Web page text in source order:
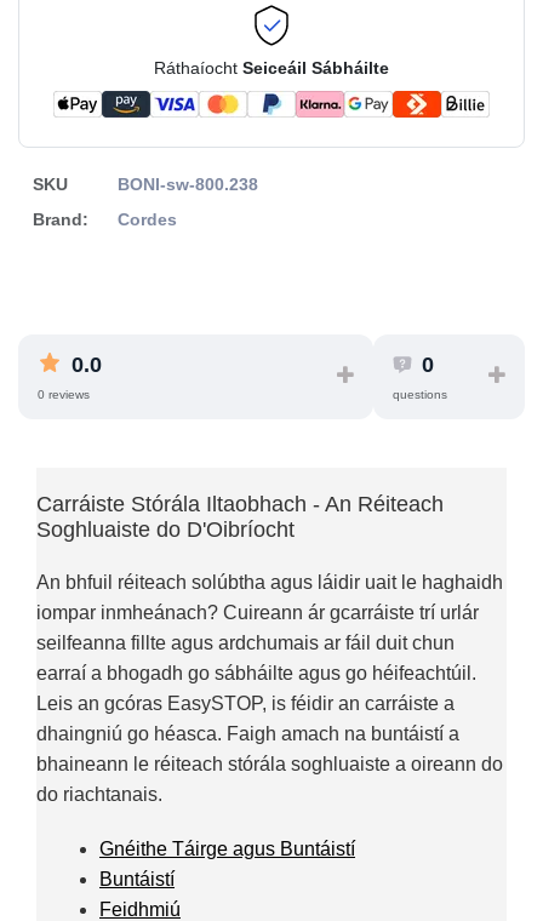
Ráthaíocht Seiceáil Sábháilte
SKU
BONI-sw-800.238
Brand:
Cordes
0.0
0 reviews
0
questions
Carráiste Stórála Iltaobhach - An Réiteach
Soghluaiste do D'Oibríocht
An bhfuil réiteach solúbtha agus láidir uait le haghaidh
iompar inmheánach? Cuireann ár gcarráiste trí urlár
seilfeanna fillte agus ardchumais ar fáil duit chun
earraí a bhogadh go sábháilte agus go héifeachtúil.
Leis an gcóras EasySTOP, is féidir an carráiste a
dhaingniú go héasca. Faigh amach na buntáistí a
bhaineann le réiteach stórála soghluaiste a oireann do
do riachtanais.
Gnéithe Táirge agus Buntáistí
Buntáistí
Feidhmiú